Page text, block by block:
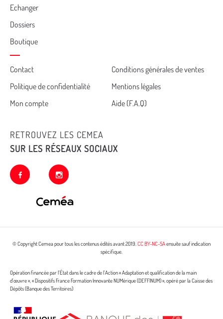
Echanger
Dossiers
Boutique
Cemea
footer
Contact
Conditions générales de ventes
Politique de confidentialité
Mentions légales
Mon compte
Aide (F.A.Q)
RETROUVEZ LES CEMEA
SUR LES RÉSEAUX SOCIAUX
facebook instagram
© Copyright Cemea pour tous les contenus édités avant 2019. CC BY-NC-SAensuite sauf indication
spécifique.
Opération financée par l’État dans le cadre de l’Action « Adaptation et qualification de la main
d’œuvre », « Dispositifs France Formation Innovante NUMérique (DEFFINUM) », opéré par la Caisse des
Dépôts (Banque des Territoires)